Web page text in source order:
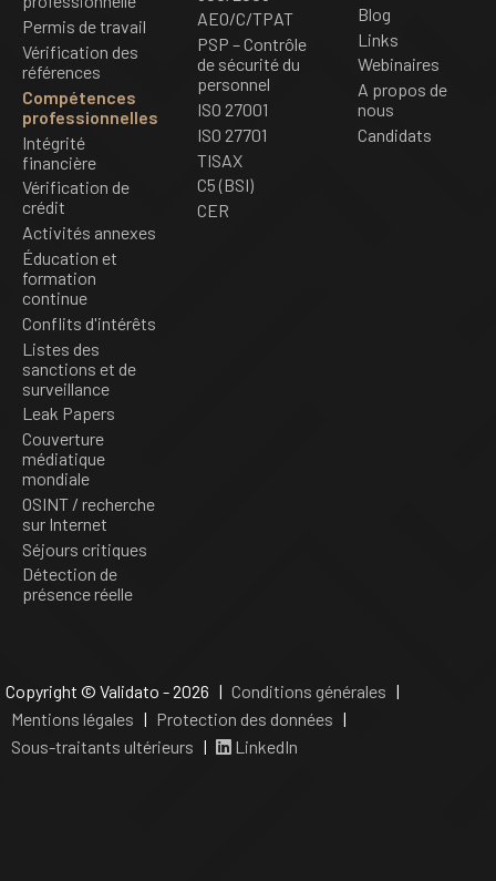
Permis de travail
Vérification des
références
Compétences
professionnelles
Intégrité
financière
Vérification de
crédit
Activités annexes
Éducation et
formation
continue
Conflits d'intérêts
Listes des
sanctions et de
surveillance
Leak Papers
Couverture
médiatique
mondiale
OSINT / recherche
sur Internet
Séjours critiques
Détection de
présence réelle
AEO/C/TPAT
PSP – Contrôle
de sécurité du
personnel
ISO 27001
ISO 27701
TISAX
C5 (BSI)
CER
Blog
Links
Webinaires
A propos de
nous
Candidats
Copyright © Validato - 2026 | Conditions générales |
Mentions légales | Protection des données |
Sous-traitants ultérieurs | LinkedIn